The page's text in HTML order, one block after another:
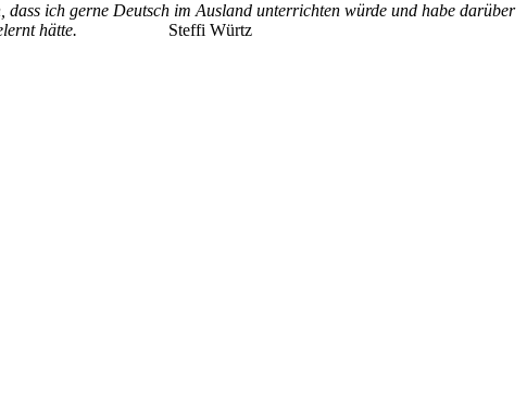
ich gerne Deutsch im Ausland unterrichten würde und habe darüber
hätte. Steffi Würtz